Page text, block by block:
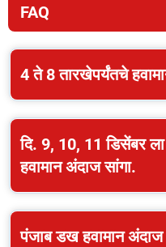
FAQ
4 ते 8 तारखेपर्यंतचे
दि. 9, 10, 11 डिसेंबर
हवामान अंदाज सांगा.
पंजाब डख हवामान